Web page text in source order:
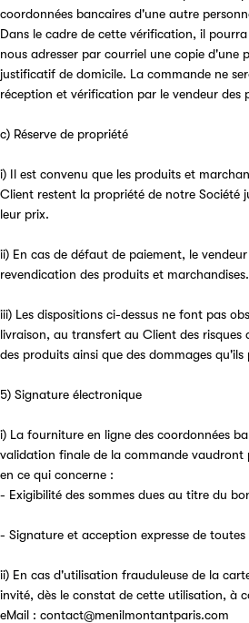
coordonnées bancaires d'une autre
Dans le cadre de cette vérification, il
nous adresser par courriel une copie d'une
justificatif de domicile. La commande ne
réception et vérification par le vendeur des
c) Réserve de propriété
i) Il est convenu que les produits et
Client restent la propriété de notre Société
leur prix.
ii) En cas de défaut de paiement, le
revendication des produits et marchandises.
iii) Les dispositions ci-dessus ne font pas
livraison, au transfert au Client des risques
des produits ainsi que des dommages
5) Signature électronique
i) La fourniture en ligne des coordonnées
validation finale de la commande vaudront
en ce qui concerne :
- Exigibilité des sommes dues au titre du
- Signature et acception expresse de
ii) En cas d'utilisation frauduleuse de la
invité, dès le constat de cette utilisation, à
eMail : contact@menilmontantparis.com